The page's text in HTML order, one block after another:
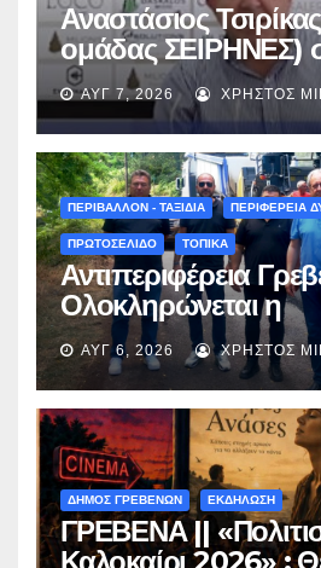
Αναστάσιος
ομάδας ΣΕΙΡΗΝΕΣ)
fm 93.3: «Το όνειρο
πραγματικότητα –
περιμένουμε όλους
στη Μυρσίνα
(audio)
ΑΥΓ 7, 2026 ΧΡΉΣΤΟΣ
ΠΕΡΙΒΑΛΛΟΝ - ΤΑΞΙΔΙΑ ΠΕΡΙΦΕΡΕΙΑ
ΠΡΩΤΟΣΕΛΙΔΟ ΤΟΠΙΚΑ
Αντιπεριφέρεια
Ολοκληρώνεται η
ασφαλτόστρωση της
Περιβόλι – Αβδέλλα
ΑΥΓ 6, 2026 ΧΡΉΣΤΟΣ
ΔΗΜΟΣ ΓΡΕΒΕΝΩΝ ΕΚΔΗΛΩΣΗ
ΓΡΕΒΕΝΑ ||